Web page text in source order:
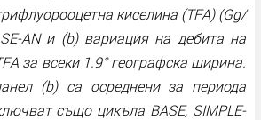
киселина (TFA) (Gg/
AN и (b) вариация на дебита на
за всеки 1.9° географска ширина.
(b) са осреднени за периода
също цикъла BASE, SIMPLE-